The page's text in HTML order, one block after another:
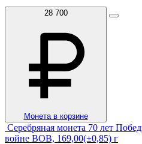
28 700
Монета в корзине
Серебряная монета 70 лет
войне ВОВ, 169,00(±0,85) г